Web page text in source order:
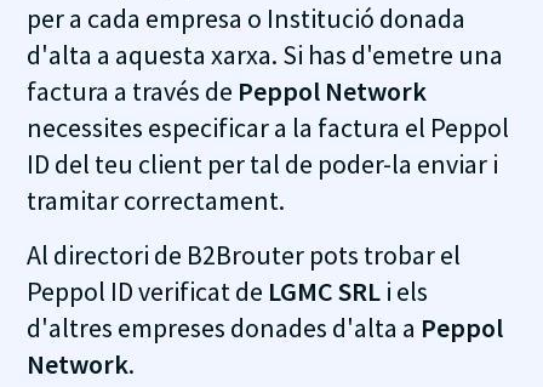
per a cada empresa o Institució donada
d'alta a aquesta xarxa. Si has d'emetre una
factura a través de Peppol Network
necessites especificar a la factura el Peppol
ID del teu client per tal de poder-la enviar i
tramitar correctament.
Al directori de B2Brouter pots trobar el
Peppol ID verificat de LGMC SRL i els
d'altres empreses donades d'alta a Peppol
Network.